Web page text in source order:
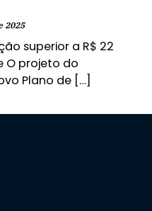
2025
superior a R$ 22
O projeto do
Plano de […]